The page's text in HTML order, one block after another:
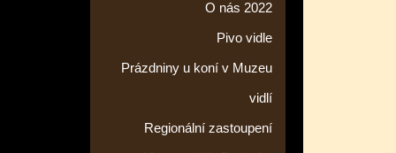
O nás 2022
Pivo vidle
Prázdniny u koní v Muzeu
vidlí
Regionální zastoupení